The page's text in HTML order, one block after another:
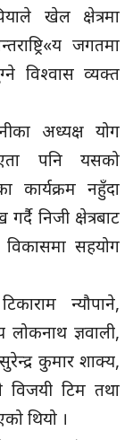
खेल क्षेत्रमा
जगतमा
विश्वास व्यक्त
अध्यक्ष योग
पनि यसको
कार्यक्रम नहुँदा
निजी क्षेत्रबाट
सहयोग
न्यौपाने,
ज्ञवाली,
कुमार शाक्य,
विजयी टिम तथा
थियो ।